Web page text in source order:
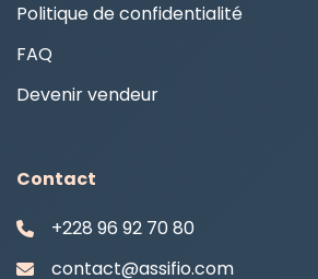
Politique de confidentialité
FAQ
Devenir vendeur
Contact
+228 96 92 70 80
contact@assifio.com